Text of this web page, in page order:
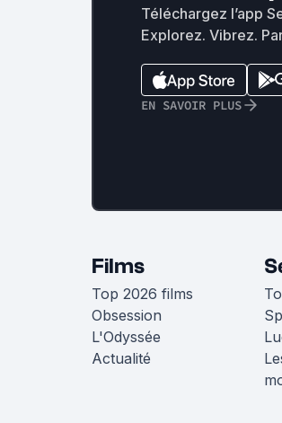
Téléchargez l’app
Explorez. Vibrez.
EN SAVOIR PLUS
Films
Top 2026 films
Obsession
L'Odyssée
Actualité